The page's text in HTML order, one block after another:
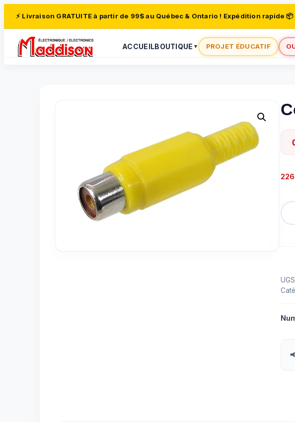
⚡ Livraison GRATUITE à partir de 99$ au Québec & Ontario ! Expédition rapide 📦
ACCUEILBOUTIQUE ▼ PROJET ÉDUCATIF
de
à